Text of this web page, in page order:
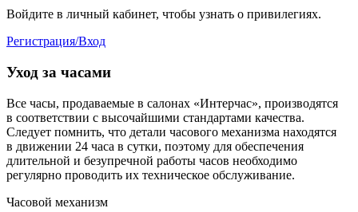
Войдите в личный кабинет, чтобы узнать о привилегиях.
Регистрация/Вход
Уход за часами
Все часы, продаваемые в салонах «Интерчас», производятся
в соответствии с высочайшими стандартами качества.
Следует помнить, что детали часового механизма находятся
в движении 24 часа в сутки, поэтому для обеспечения
длительной и безупречной работы часов необходимо
регулярно проводить их техническое обслуживание.
Часовой механизм